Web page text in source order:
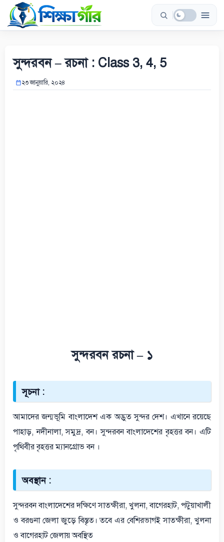
Skip
content
সুন্দরবন – রচনা : Class 3, 4, 5
২৩ জানুয়ারি, ২০২৪
সুন্দরবন রচনা – ১
সূচনা :
আমাদের জন্মভূমি বাংলাদেশ এক অদ্ভুত সুন্দর দেশ। এখানে রয়েছে
পাহাড়, নদীনালা, সমুদ্র, বন। সুন্দরবন বাংলাদেশের বৃহত্তর বন। এটি
পৃথিবীর বৃহত্তর ম্যানগ্রোভ বন ।
অবস্থান :
সুন্দরবন বাংলাদেশের দক্ষিণে সাতক্ষীরা, খুলনা, বাগেরহাট, পটুয়াখালী
ও বরগুনা জেলা জুড়ে বিস্তৃত। তবে এর বেশিরভাগই সাতক্ষীরা, খুলনা
ও বাগেরহাট জেলায় অবস্থিত